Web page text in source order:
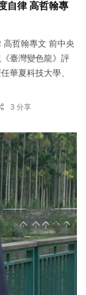
自律 高哲翰專
高哲翰專文 前中央
臺灣變色龍》評
華夏科技大學、
3 分享